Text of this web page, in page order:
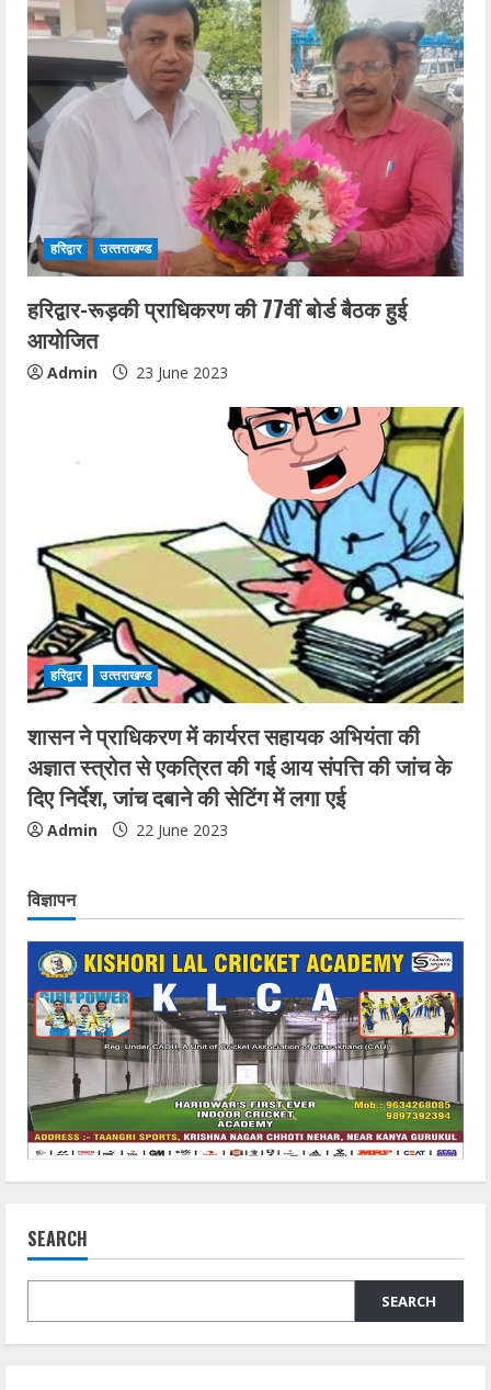
हरिद्वार उत्‍तराखण्‍ड
हरिद्वार-रूड़की प्राधिकरण की 77वीं बोर्ड बैठक हुई
आयोजित
Admin 23 June 2023
हरिद्वार उत्‍तराखण्‍ड
शासन ने प्राधिकरण में कार्यरत सहायक अभियंता की
अज्ञात स्त्रोत से एकत्रित की गई आय संपत्ति की जांच के
दिए निर्देश, जांच दबाने की सेटिंग में लगा एई
Admin 22 June 2023
विज्ञापन
SEARCH
SEARCH